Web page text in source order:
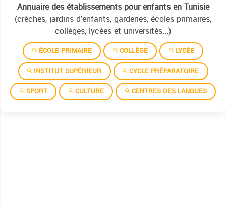
Annuaire des établissements pour enfants en Tunisie
(crèches, jardins d'enfants, garderies, écoles primaires,
collèges, lycées et universités...)
ÉCOLE PRIMAIRE COLLÈGE
LYCÉE
INSTITUT SUPÉRIEUR
CYCLE PRÉPARATOIRE
SPORT
CULTURE CENTRES DES LANGUES